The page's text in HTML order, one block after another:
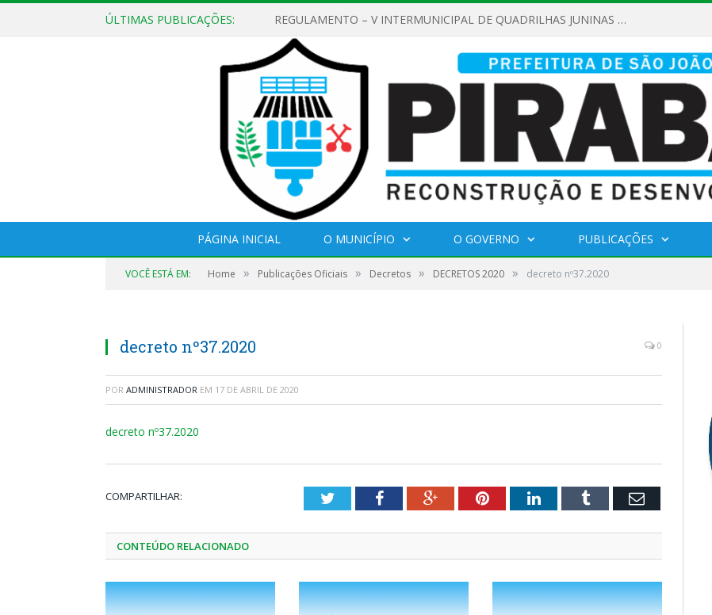
ÚLTIMAS PUBLICAÇÕES: REGULAMENTO – V INTERMUNICIPAL DE QUADRILHAS JUNINAS 2026
PÁGINA INICIAL O MUNICÍPIO O GOVERNO PUBLICAÇÕES
VOCÊ ESTÁ EM: Home » Publicações Oficiais » Decretos » DECRETOS 2020 » decreto nº37.2020
decreto nº37.2020 0
POR ADMINISTRADOR EM 17 DE ABRIL DE 2020
decreto nº37.2020
COMPARTILHAR: TwitterFacebookGoogle+PinterestLinkedInTumblr Email
CONTEÚDO RELACIONADO